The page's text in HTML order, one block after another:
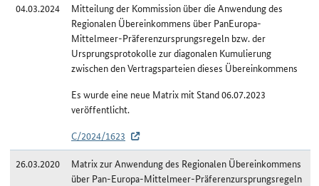
04.03.2024
Mitteilung der Kommission über die Anwendung des
Regionalen Übereinkommens über PanEuropa-
Mittelmeer-Präferenzursprungsregeln bzw. der
Ursprungsprotokolle zur diagonalen Kumulierung
zwischen den Vertragsparteien dieses Übereinkommens
Es wurde eine neue Matrix mit Stand 06.07.2023
veröffentlicht.
C/2024/1623
26.03.2020
Matrix zur Anwendung des Regionalen Übereinkommens
über Pan-Europa-Mittelmeer-Präferenzursprungsregeln